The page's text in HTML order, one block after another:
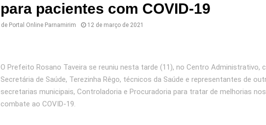
para pacientes com COVID-19
de Portal Online Parnamirim 12 de março de 2021
O Prefeito Rosano Taveira se reuniu nesta tarde (11), no Centro Administrativo,
Secretária de Saúde, Terezinha Rêgo, técnicos da Saúde e representantes de
secretarias municipais, Controladoria e Procuradoria para tratar de melhorias
combate ao COVID-19.